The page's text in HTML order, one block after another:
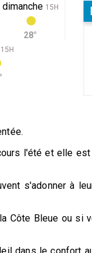
dimanche 15H
28°
15H
l'été et elle
s'adonner à
Côte Bleue ou